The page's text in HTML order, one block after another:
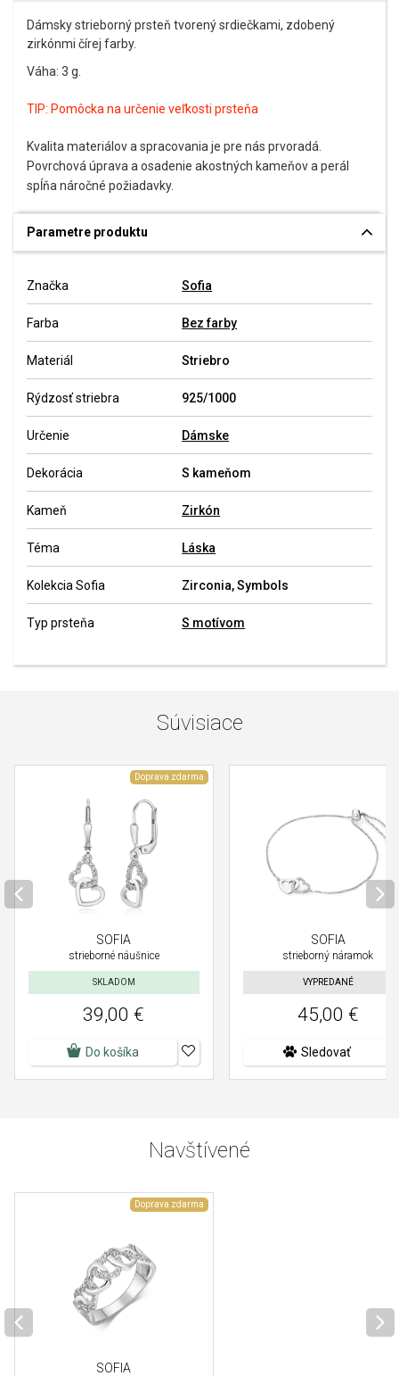
Dámsky strieborný prsteň tvorený srdiečkami, zdobený
zirkónmi čírej farby.
Váha: 3 g.
TIP: Pomôcka na určenie veľkosti prsteňa
Kvalita materiálov a spracovania je pre nás prvoradá.
Povrchová úprava a osadenie akostných kameňov a perál
spĺňa náročné požiadavky.
Parametre produktu
Značka Sofia
Farba Bez farby
Materiál Striebro
Rýdzosť striebra 925/1000
Určenie Dámske
Dekorácia S kameňom
Kameň Zirkón
Téma Láska
Kolekcia Sofia Zirconia, Symbols
Typ prsteňa S motívom
Súvisiace
Doprava zdarma
SOFIA
strieborné náušnice
SKLADOM
39,00 €
Do košíka
SOFIA
strieborný náramok
VYPREDANÉ
45,00 €
Sledovať
Navštívené
Doprava zdarma
SOFIA